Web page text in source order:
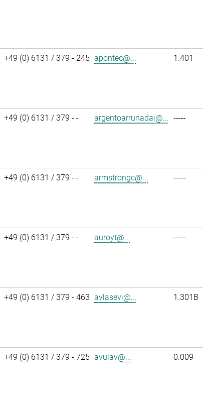
+49 (0) 6131 / 379 - 245 apontec@... 1.401
+49 (0) 6131 / 379 - - argentoarrunadai@... -----
+49 (0) 6131 / 379 - - armstrongc@... -----
+49 (0) 6131 / 379 - - auroyt@... -----
+49 (0) 6131 / 379 - 463 avlasevi@... 1.301B
+49 (0) 6131 / 379 - 725 avulav@... 0.009